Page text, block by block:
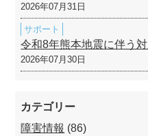
2026年07月31日
サポート
令和8年熊本地震に伴う
2026年07月30日
カテゴリー
障害情報 (86)